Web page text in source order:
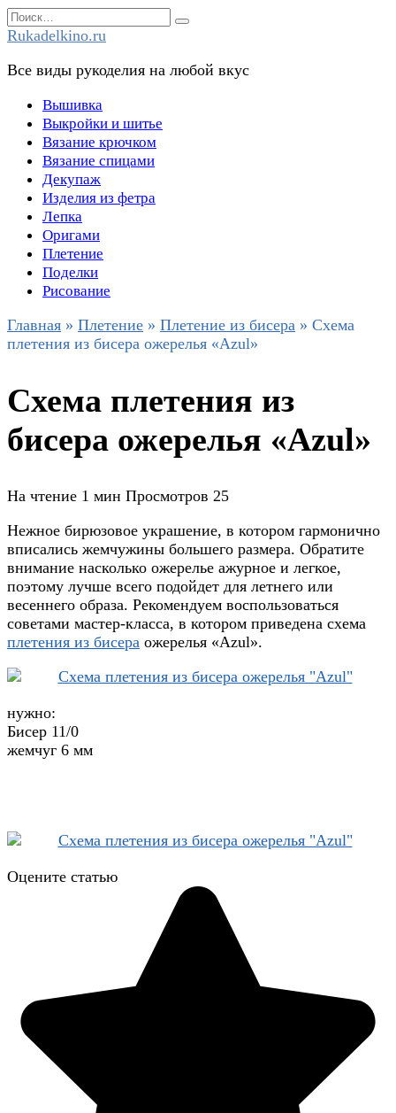
Перейти
к
Search
for:
Rukadelkino.ru
Все виды рукоделия на любой вкус
Вышивка
Выкройки и шитье
Вязание крючком
Вязание спицами
Декупаж
Изделия из фетра
Лепка
Оригами
Плетение
Поделки
Рисование
Главная » Плетение » Плетение из бисера » Схема
плетения из бисера ожерелья «Azul»
Схема плетения из
бисера ожерелья «Azul»
На чтение 1 мин Просмотров 25
Нежное бирюзовое украшение, в котором гармонично
вписались жемчужины большего размера. Обратите
внимание насколько ожерелье ажурное и легкое,
поэтому лучше всего подойдет для летнего или
весеннего образа. Рекомендуем воспользоваться
советами мастер-класса, в котором приведена схема
плетения из бисера ожерелья «Azul».
нужно:
Бисер 11/0
жемчуг 6 мм
Оцените статью